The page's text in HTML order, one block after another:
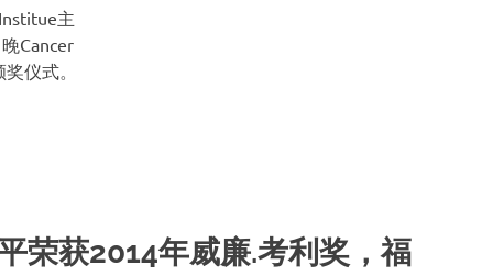
主
Cancer
仪式。
荣获2014年威廉.考利奖，福